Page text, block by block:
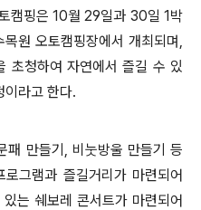
캠핑은 10월 29일과 30일 1박
원 오토캠핑장에서 개최되며,
청하여 자연에서 즐길 수 있
이라고 한다.
패 만들기, 비눗방울 만들기 등
그램과 즐길거리가 마련되어
는 쉐보레 콘서트가 마련되어